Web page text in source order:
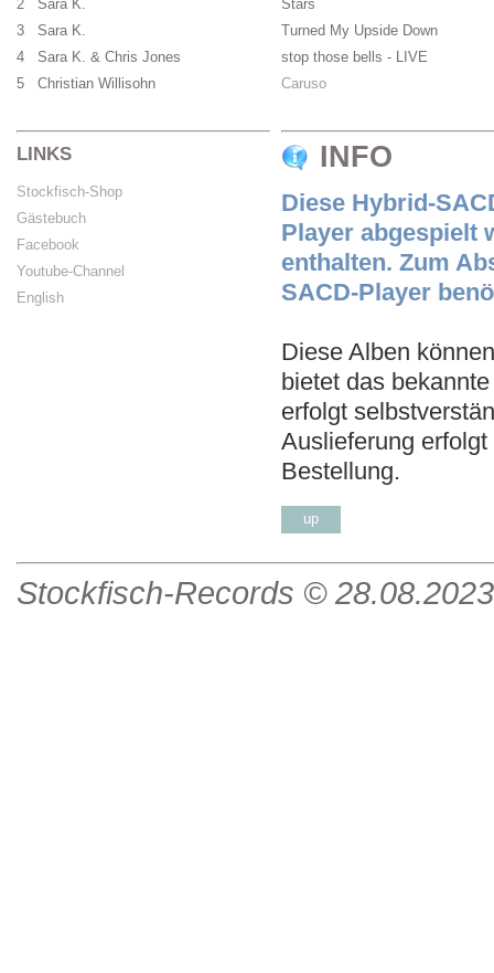
2 Sara K.
3 Sara K.
4 Sara K. & Chris Jones
5 Christian Willisohn
Stars
Turned My Upside Down
stop those bells - LIVE
Caruso
LINKS
Stockfisch-Shop
Gästebuch
Facebook
Youtube-Channel
English
INFO
Diese Hybrid-
Player abgespielt
enthalten. Zum
SACD-Player
Diese Alben
bietet das
erfolgt
Auslieferung
Bestellung.
up
Stockfisch-Records © 28.08.2023